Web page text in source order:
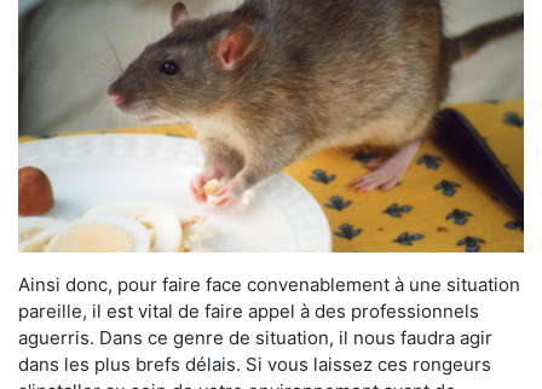
Ainsi donc, pour faire face convenablement à une situation
pareille, il est vital de faire appel à des professionnels
aguerris. Dans ce genre de situation, il nous faudra agir
dans les plus brefs délais. Si vous laissez ces rongeurs